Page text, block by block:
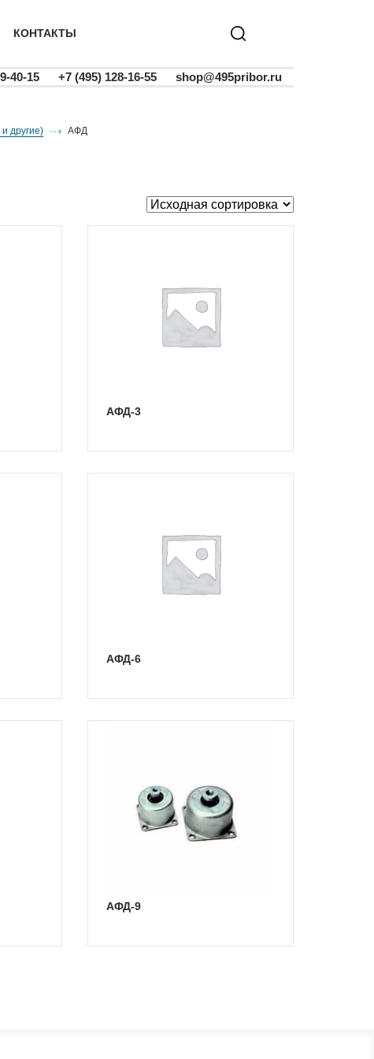
КОНТАКТЫ
40-15 +7 (495) 128-16-55 shop@495pribor.ru
другие)
АФД
АФД-3
АФД-6
АФД-9